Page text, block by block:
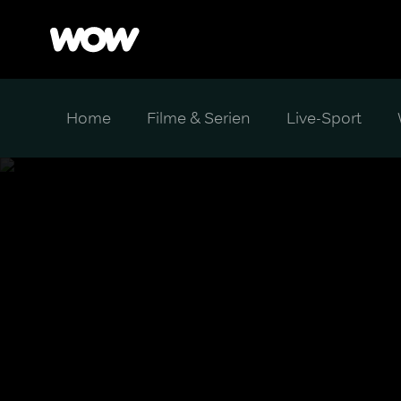
Home Filme & Serien Live-Sport